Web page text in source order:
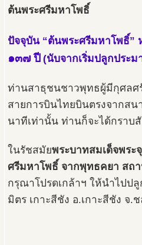
ต้นพระศรีมหาโพธิ์
ปัจจุบัน “ต้นพระศรีมหาโพธิ์
๑๓๗ ปี (นับจากเริ่มปลูกประ
ท่านสาธุชนชาวพุทธผู้มีกุศลศ
สายการบินไทยบินตรงจากส
นาทีเท่านั้น ท่านก็จะได้กราบ
ในรัชสมัยพระบาทสมเด็จพระ
ศรีมหาโพธิ์ จากพุทธคยา สถา
กรุณาโปรดเกล้าฯ ให้นำไปป
มิตร เกาะสีชัง อ.เกาะสีชัง จ.